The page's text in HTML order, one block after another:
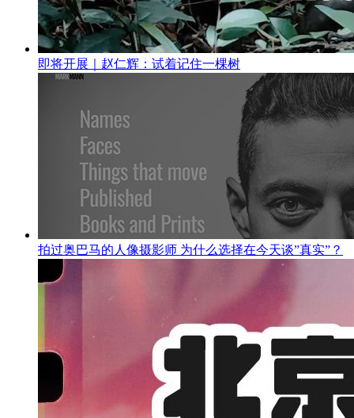
即将开展｜赵仁辉：试着记住一棵树
拍过奥巴马的人像摄影师 为什么选择在今天谈”真实”？